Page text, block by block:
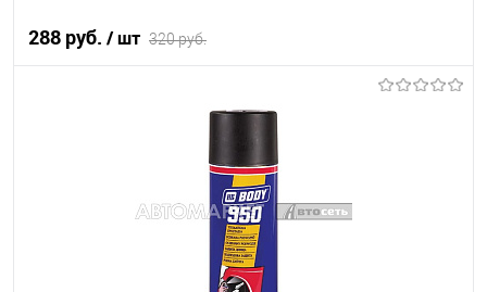
288 руб. / шт 320 руб.